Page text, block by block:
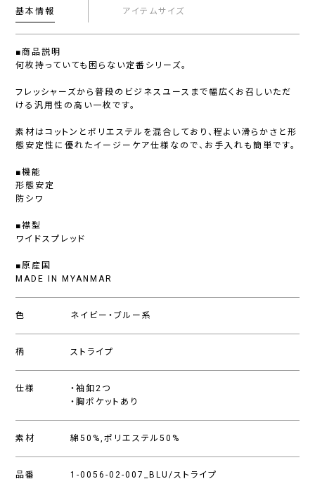
基本情報 アイテムサイズ
■商品説明
何枚持っていても困らない定番シリーズ。
フレッシャーズから普段のビジネスユースまで幅広くお召しいただ
ける汎用性の高い一枚です。
素材はコットンとポリエステルを混合しており、程よい滑らかさと形
態安定性に優れたイージーケア仕様なので、お手入れも簡単です。
■機能
形態安定
防シワ
■襟型
ワイドスプレッド
■原産国
MADE IN MYANMAR
色 ネイビー・ブルー系
柄 ストライプ
仕様
・袖釦2つ
・胸ポケットあり
素材 綿50%,ポリエステル50%
品番 1-0056-02-007_BLU/ストライプ